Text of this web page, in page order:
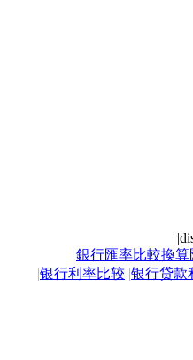
|
銀行匯率比較換算
|银行利率比较 |银行贷款